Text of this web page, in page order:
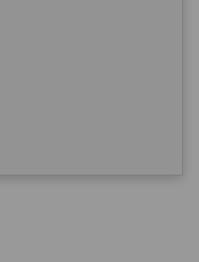
Procesmanager Hypotheken